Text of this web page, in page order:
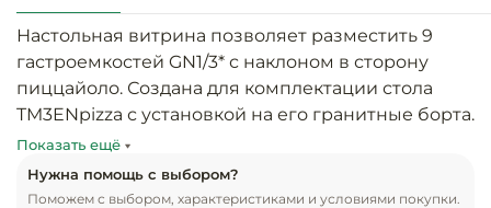
Барный
Оснащение
бытового
Настольная витрина позволяет разместить 9
гастроемкостей GN1/3* с наклоном в сторону
пиццайоло. Создана для комплектации стола
TM3ENpizza с установкой на его гранитные борта.
Может, также, устанавливаться на любую ровную
поверхность.
Показать ещё
Нужна помощь с выбором?
Поможем с выбором, характеристиками и условиями покупки.